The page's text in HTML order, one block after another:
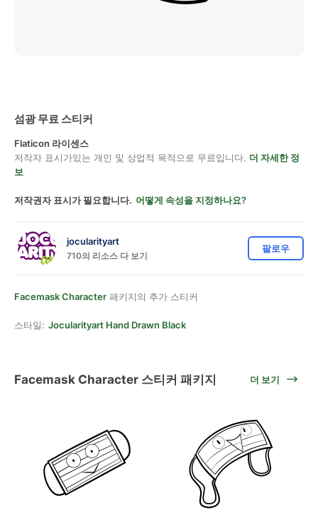
섬광 무료 스티커
Flaticon 라이센스
저작자 표시가있는 개인 및 상업적 목적으로 무료입니다. 더 자세한 정
보
저작권자 표시가 필요합니다. 어떻게 속성을 지정하나요?
jocularityart
710의 리소스 다 보기
팔로우
Facemask Character 패키지의 추가 스티커
스타일: Jocularityart Hand Drawn Black
Facemask Character 스티커 패키지 더 보기